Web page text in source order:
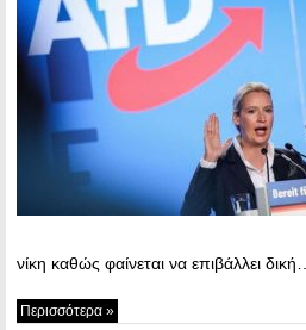
νίκη καθώς φαίνεται να επιβάλλει δική…
Περισσότερα »